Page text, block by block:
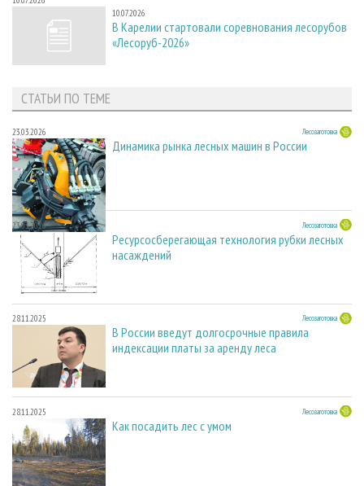
10.07.2026
В Карелии стартовали соревнования лесорубов
«Лесоруб-2026»
СТАТЬИ ПО ТЕМЕ
23.03.2026 Лесозаготовка
Динамика рынка лесных машин в России
23.03.2026 Лесозаготовка
Ресурсосберегающая технология рубки лесных
насаждений
28.11.2025 Лесозаготовка
В России введут долгосрочные правила
индексации платы за аренду леса
28.11.2025 Лесозаготовка
Как посадить лес с умом